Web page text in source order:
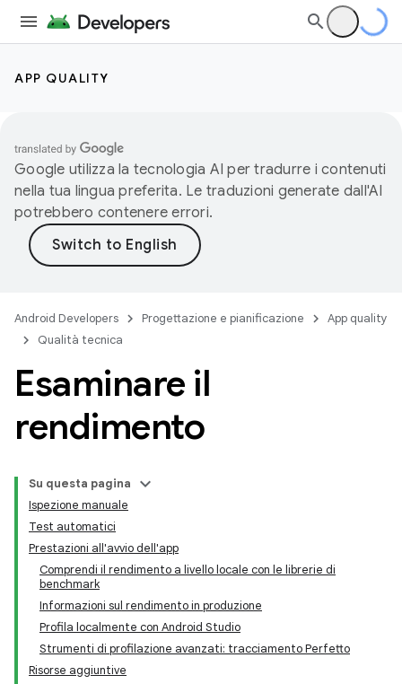
APP QUALITY
Google utilizza la tecnologia AI per tradurre i contenuti
nella tua lingua preferita. Le traduzioni generate dall'AI
potrebbero contenere errori.
Android Developers Progettazione e pianificazione
App quality
Qualità tecnica
Esaminare il
rendimento
Su questa pagina
Ispezione manuale
Test automatici
Prestazioni all'avvio dell'app
Comprendi il rendimento a livello locale con le librerie di
benchmark
Informazioni sul rendimento in produzione
Profila localmente con Android Studio
Strumenti di profilazione avanzati: tracciamento Perfetto
Risorse aggiuntive